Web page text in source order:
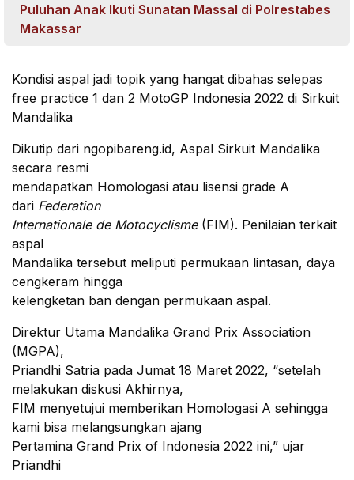
Puluhan Anak Ikuti Sunatan Massal di Polrestabes
Makassar
Kondisi aspal jadi topik yang hangat dibahas selepas
free practice 1 dan 2 MotoGP Indonesia 2022 di Sirkuit
Mandalika
Dikutip dari ngopibareng.id, Aspal Sirkuit Mandalika
secara resmi
mendapatkan Homologasi atau lisensi grade A
dari Federation
Internationale de Motocyclisme(FIM). Penilaian terkait
aspal
Mandalika tersebut meliputi permukaan lintasan, daya
cengkeram hingga
kelengketan ban dengan permukaan aspal.
Direktur Utama Mandalika Grand Prix Association
(MGPA),
Priandhi Satria pada Jumat 18 Maret 2022, “setelah
melakukan diskusi Akhirnya,
FIM menyetujui memberikan Homologasi A sehingga
kami bisa melangsungkan ajang
Pertamina Grand Prix of Indonesia 2022 ini,” ujar
Priandhi